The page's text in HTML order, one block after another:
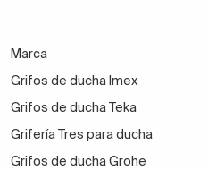
Marca
Grifos de ducha Imex
Grifos de ducha Teka
Grifería Tres para ducha
Grifos de ducha Grohe